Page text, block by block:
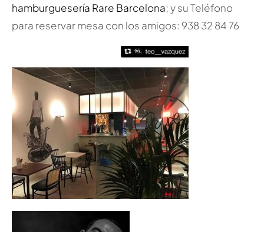
hamburguesería Rare Barcelona; y su Teléfono
para reservar mesa con los amigos: 938 32 84 76